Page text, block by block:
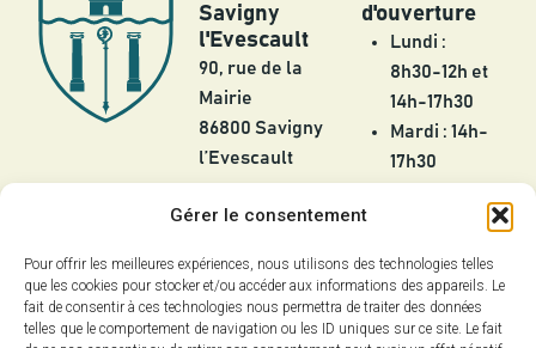
Gérer le consentement
Pour offrir les meilleures expériences, nous utilisons des technologies telles
que les cookies pour stocker et/ou accéder aux informations des appareils. Le
fait de consentir à ces technologies nous permettra de traiter des données
telles que le comportement de navigation ou les ID uniques sur ce site. Le fait
Savigny
l'Evescault
90, rue de la
Mairie
86800 Savigny
l’Evescault
05 49 56 55
contact@savignylevescault.fr
Contact
d'ouverture
Lundi :
8h30-12h et
14h-17h30
Mardi : 14h-
17h30
8h30-12h et
14h-17h30
Vendredi :